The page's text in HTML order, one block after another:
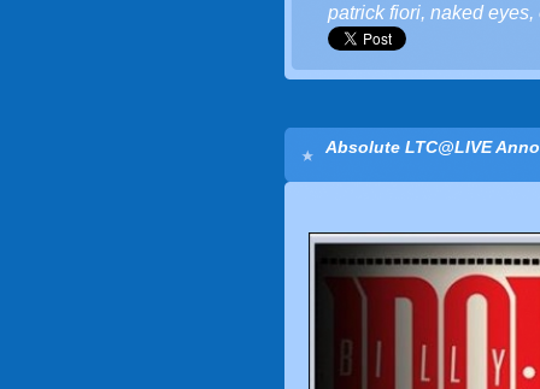
patrick fiori, naked eyes,
Absolute LTC@LIVE